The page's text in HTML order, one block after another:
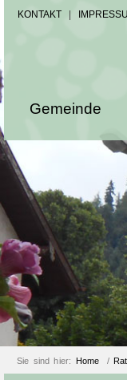
KONTAKT
Gemeinde
Sie sind hier: Home /